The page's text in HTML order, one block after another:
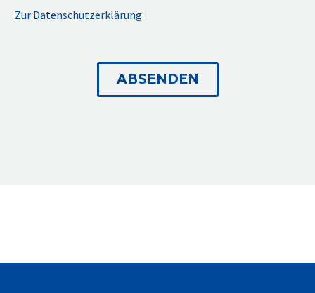
Zur Datenschutzerklärung.